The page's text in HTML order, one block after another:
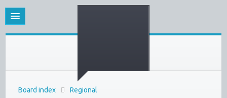
Board index
Regional